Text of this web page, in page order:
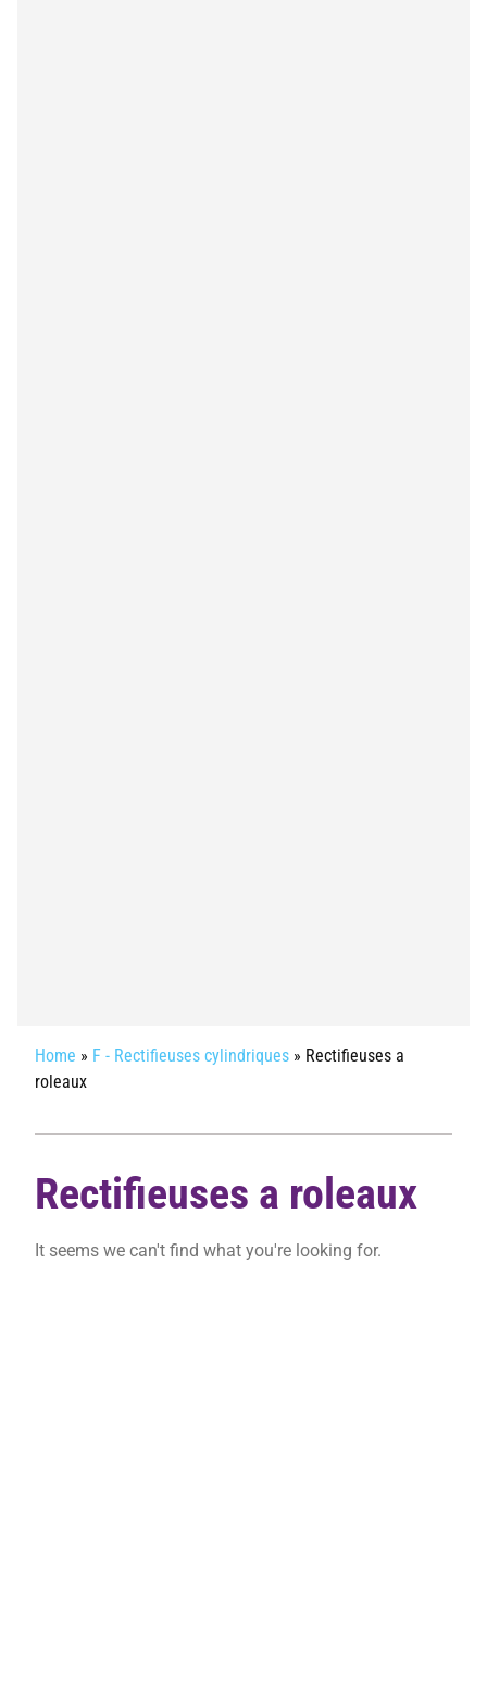
Home » F - Rectifieuses cylindriques » Rectifieuses a
roleaux
Rectifieuses a roleaux
It seems we can't find what you're looking for.